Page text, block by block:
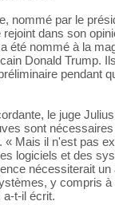
nommé par le
dans son
été nommé à la
Donald Trump.
pendant
le juge
sont
Mais il n'est pas
logiciels et des
nécessiterait
y compris à
a-t-il écrit.